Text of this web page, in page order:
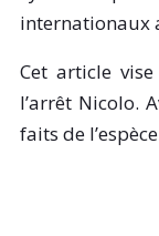
internationaux
Cet article
l’arrêt Nicolo.
faits de